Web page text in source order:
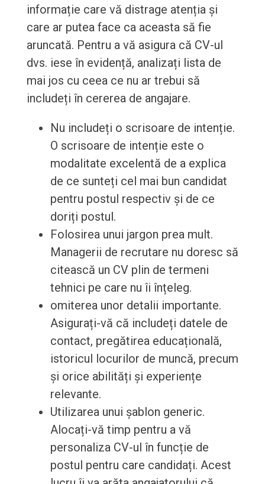
informație care vă distrage atenția și
care ar putea face ca aceasta să fie
aruncată. Pentru a vă asigura că CV-ul
dvs. iese în evidență, analizați lista de
mai jos cu ceea ce nu ar trebui să
includeți în cererea de angajare.
Nu includeți o scrisoare de intenție.
O scrisoare de intenție este o
modalitate excelentă de a explica
de ce sunteți cel mai bun candidat
pentru postul respectiv și de ce
doriți postul.
Folosirea unui jargon prea mult.
Managerii de recrutare nu doresc să
citească un CV plin de termeni
tehnici pe care nu îi înțeleg.
omiterea unor detalii importante.
Asigurați-vă că includeți datele de
contact, pregătirea educațională,
istoricul locurilor de muncă, precum
și orice abilități și experiențe
relevante.
Utilizarea unui șablon generic.
Alocați-vă timp pentru a vă
personaliza CV-ul în funcție de
postul pentru care candidați. Acest